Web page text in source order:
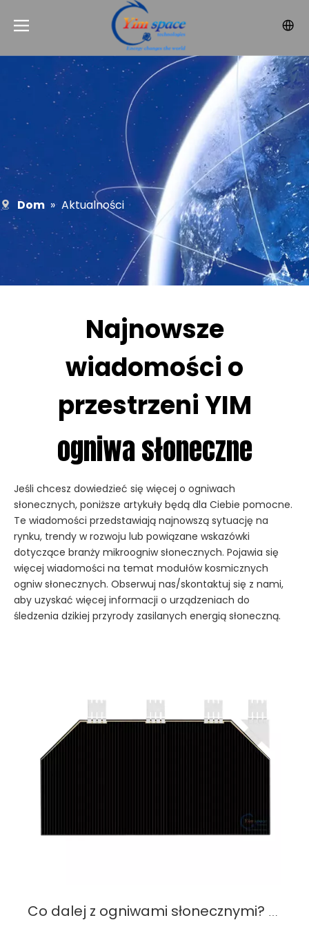
Dom » Aktualności
Najnowsze
wiadomości o
przestrzeni YIM
ogniwa słoneczne
Jeśli chcesz dowiedzieć się więcej o ogniwach
słonecznych, poniższe artykuły będą dla Ciebie pomocne.
Te wiadomości przedstawiają najnowszą sytuację na
rynku, trendy w rozwoju lub powiązane wskazówki
dotyczące branży mikroogniw słonecznych. Pojawia się
więcej wiadomości na temat modułów kosmicznych
ogniw słonecznych. Obserwuj nas/skontaktuj się z nami,
aby uzyskać więcej informacji o urządzeniach do
śledzenia dzikiej przyrody zasilanych energią słoneczną.
Co dalej z ogniwami słonecznymi? Trendy i przyszły rozwój